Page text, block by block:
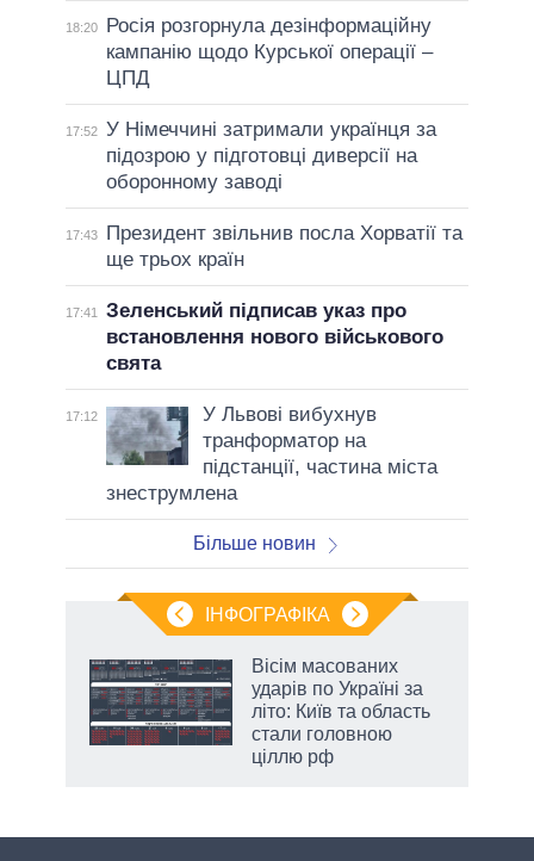
18:20
Росія розгорнула дезінформаційну
кампанію щодо Курської операції –
ЦПД
17:52 У Німеччині затримали українця за
підозрою у підготовці диверсії на
оборонному заводі
17:43
Президент звільнив посла Хорватії та
ще трьох країн
17:41
Зеленський підписав указ про
встановлення нового військового
свята
17:12
У Львові вибухнув
транформатор на
підстанції, частина міста
знеструмлена
Більше новин
ІНФОГРАФІКА
Вісім масованих
ударів по Україні за
літо: Київ та область
стали головною
ціллю рф